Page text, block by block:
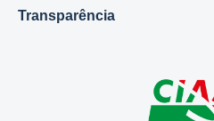
Transparência